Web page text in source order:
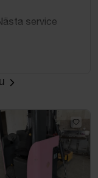
service